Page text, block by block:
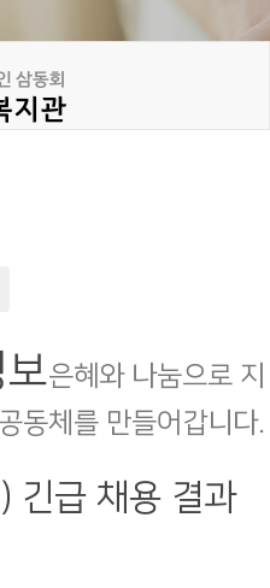
은혜와 나눔으로 지
동체를 만들어갑니다.
긴급 채용 결과